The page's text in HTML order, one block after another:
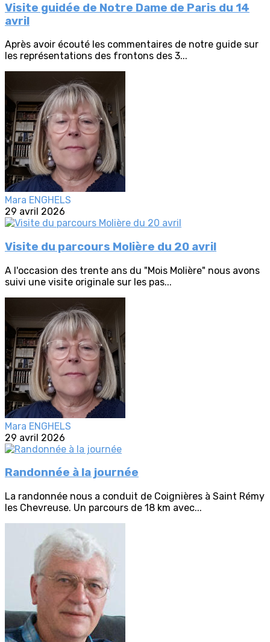
Visite guidée de Notre Dame de Paris du 14
avril
Après avoir écouté les commentaires de notre guide sur
les représentations des frontons des 3...
Mara ENGHELS
29 avril 2026
Visite du parcours Molière du 20 avril
A l'occasion des trente ans du "Mois Molière" nous avons
suivi une visite originale sur les pas...
Mara ENGHELS
29 avril 2026
Randonnée à la journée
La randonnée nous a conduit de Coignières à Saint Rémy
les Chevreuse. Un parcours de 18 km avec...